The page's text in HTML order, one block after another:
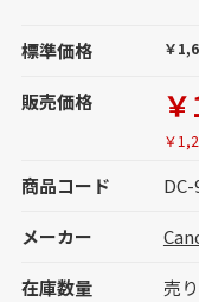
標準価格 ￥
販売価格
￥
商品コード
メーカー
在庫数量 売